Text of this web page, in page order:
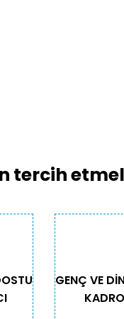
tercih
GENÇ VE
KADRO